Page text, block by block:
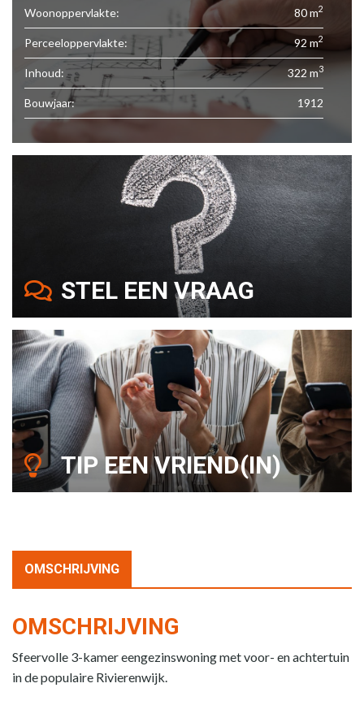
Woonoppervlakte: 80 m2
Perceeloppervlakte: 92 m2
Inhoud: 322 m3
Bouwjaar: 1912
STEL EEN VRAAG
TIP EEN VRIEND(IN)
OMSCHRIJVING
OMSCHRIJVING
Sfeervolle 3-kamer eengezinswoning met voor- en achtertuin
in de populaire Rivierenwijk.